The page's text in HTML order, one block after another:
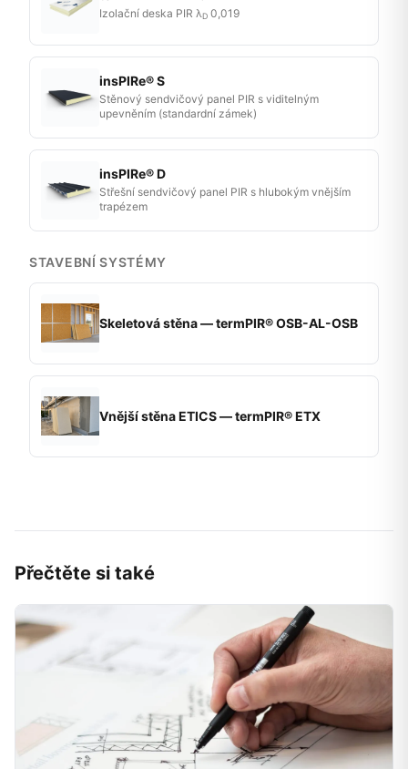
Izolační deska PIR λD 0,019
insPIRe® S
Stěnový sendvičový panel PIR s viditelným
upevněním (standardní zámek)
insPIRe® D
Střešní sendvičový panel PIR s hlubokým vnějším
trapézem
STAVEBNÍ SYSTÉMY
Skeletová stěna — termPIR® OSB-AL-OSB
Vnější stěna ETICS — termPIR® ETX
Přečtěte si také